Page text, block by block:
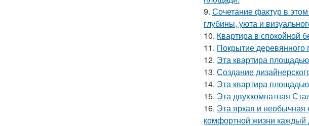
9. Сочетание фактур в
глубины, уюта и
10. Квартира в спокойной
11. Покрытие
12. Эта квартира
13. Создание
14. Эта квартира
15. Эта двухкомнатная
16. Эта яркая и необычная
комфортной жизни каждый